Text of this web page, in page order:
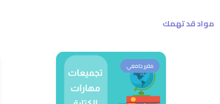
مواد قد تهمك
مقرر جامعي